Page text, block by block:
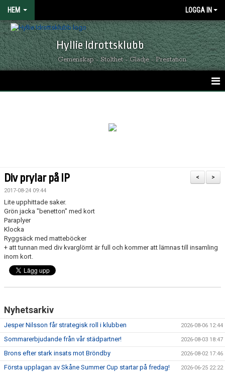
HEM LOGGA IN
Hyllie Idrottsklubb
Gemenskap - Stolthet - Glädje - Prestation
OM HYLLIE IK
KONTAKT
KIOSKEN
SPONSORER
MEDLEMSKAP
>
<
Div prylar på IP
2017-08-24 09:44
Lite upphittade saker.
Grön jacka "benetton" med kort
Paraplyer
Klocka
Ryggsäck med matteböcker
+ att tunnan med div kvarglömt är full och kommer att lämnas till insamling
inom kort.
Nyhetsarkiv
Jesper Nilsson får strategisk roll i klubben 2026-08-06 12:44
Sommarerbjudande från vår städpartner! 2026-08-03 18:47
Brons efter stark insats mot Bröndby 2026-08-02 17:46
Första upplagan av Skåne Summer Cup startar på fredag! 2026-06-25 22:22